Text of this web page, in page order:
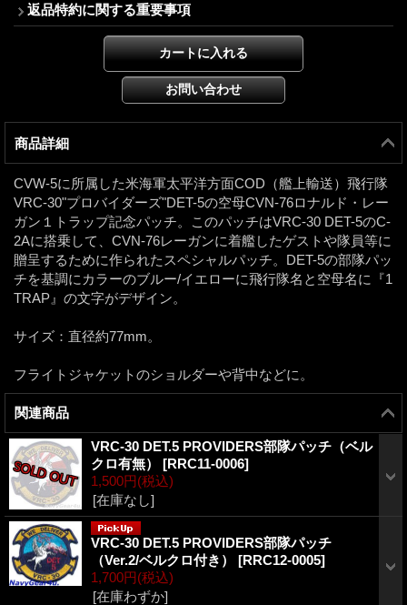
返品特約に関する重要事項
商品詳細
CVW-5に所属した米海軍太平洋方面COD（艦上輸送）飛行隊
VRC-30"プロバイダーズ"DET-5の空母CVN-76ロナルド・レー
ガン１トラップ記念パッチ。このパッチはVRC-30 DET-5のC-
2Aに搭乗して、CVN-76レーガンに着艦したゲストや隊員等に
贈呈するために作られたスペシャルパッチ。DET-5の部隊パッ
チを基調にカラーのブルー/イエローに飛行隊名と空母名に『1
TRAP』の文字がデザイン。
サイズ：直径約77mm。
フライトジャケットのショルダーや背中などに。
関連商品
VRC-30 DET.5 PROVIDERS部隊パッチ（ベル
クロ有無） [RRC11-0006]
1,500円(税込)
[在庫なし]
VRC-30 DET.5 PROVIDERS部隊パッチ
（Ver.2/ベルクロ付き） [RRC12-0005]
1,700円(税込)
[在庫わずか]